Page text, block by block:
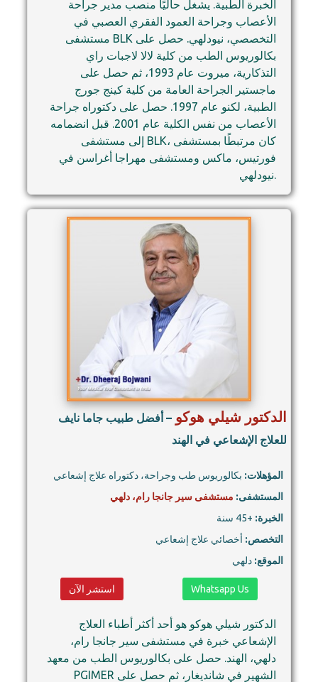
الخبرة الطبية. يشغل حاليًا منصب مدير جراحة
الأعصاب وجراحة العمود الفقري العصبي في
مستشفى BLK التخصصي، نيودلهي. حصل على
بكالوريوس الطب من كلية لالا لاجبات راي
التذكارية، ميروت عام 1993، ثم حصل على
ماجستير الجراحة العامة من كلية كينج جورج
الطبية، لكنو عام 1997. حصل على دكتوراه جراحة
الأعصاب من نفس الكلية عام 2001. قبل انضمامه
إلى مستشفى BLK، كان مرتبطًا بمستشفى
فورتيس، ماكس ومستشفى مهراجا أغراسن في
نيودلهي.
الدكتور شيلي هوكو – أفضل طبيب جاما نايف
للعلاج الإشعاعي في الهند
المؤهلات: بكالوريوس طب وجراحة، دكتوراه علاج إشعاعي
المستشفى: مستشفى سير جانجا رام، دلهي
الخبرة: +45 سنة
التخصص: أخصائي علاج إشعاعي
الموقع: دلهي
استشر الآن Whatsapp Us
الدكتور شيلي هوكو هو أحد أكثر أطباء العلاج
الإشعاعي خبرة في مستشفى سير جانجا رام،
دلهي، الهند. حصل على بكالوريوس الطب من معهد
PGIMER الشهير في شانديغار، ثم حصل على